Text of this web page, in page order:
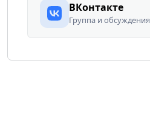
ВКонтакте
Группа и обсуждения